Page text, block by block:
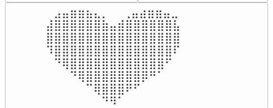
⠀⣠⣤⣶⣶⣦⣄⡀  ⠀⢀⣤⣴⣶⣶⣤⣀⠀
⣼⣿⣿⣿⣿⣿⣿⣷⣤⣾⣿⣿⣿⣿⣿⣿⣧
⣿⣿⣿⣿⣿⣿⣿⣿⣿⣿⣿⣿⣿⣿⣿⣿⣿
⠹⣿⣿⣿⣿⣿⣿⣿⣿⣿⣿⣿⣿⣿⣿⣿⠏
⠀⠙⢿⣿⣿⣿⣿⣿⣿⣿⣿⣿⣿⣿⣿⠋⠀
⠀⠀⠀⠙⢿⣿⣿⣿⣿⣿⣿⣿⡿⠛⠁⠀⠀
⠀⠀⠀⠀⠀⠉⢿⣿⣿⣿⠟⠋⠀⠀⠀⠀⠀
⠀⠀⠀⠀⠀⠀⠀⠙⠻⠁⠀⠀⠀⠀⠀⠀⠀⠀⠀⠀⠀⠀⠀